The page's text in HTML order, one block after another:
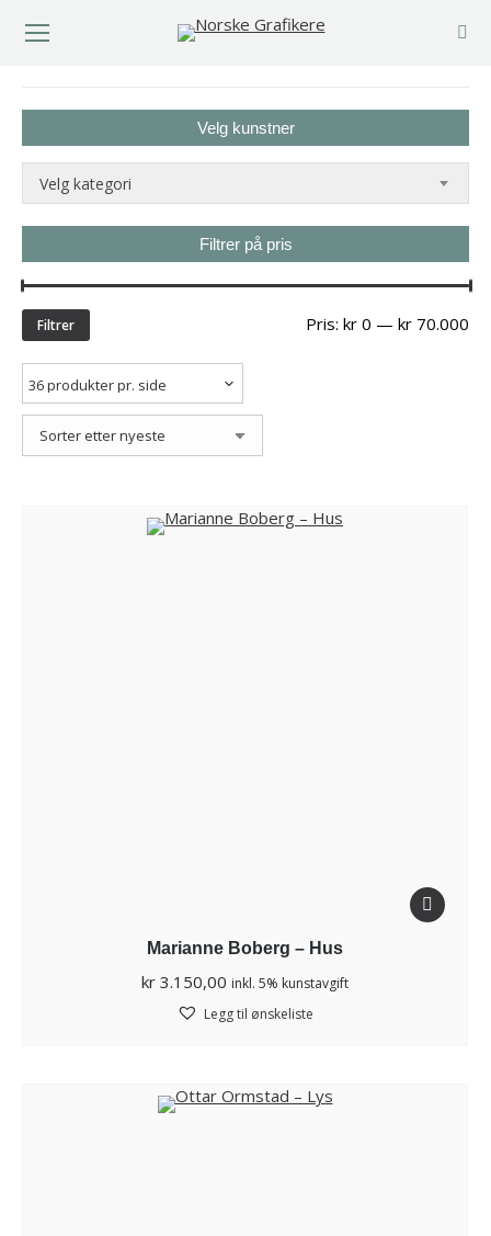
Velg kunstner
Velg kategori
Filtrer på pris
Filtrer Pris: kr 0 — kr 70.000
Marianne Boberg – Hus
kr 3.150,00 inkl. 5% kunstavgift
Legg til ønskeliste